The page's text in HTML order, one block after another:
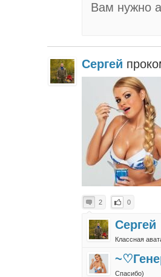
Вам нужно
Сергей
2 0
Сергей
Классная
Спасибо)